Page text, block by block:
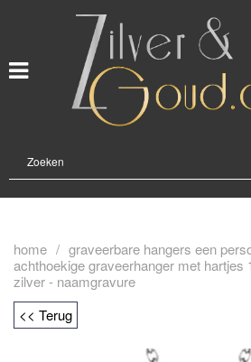
home / graveerbare hangers een
achthoekige graveerhanger met hartjes
zilver - naamgravure
<< Terug